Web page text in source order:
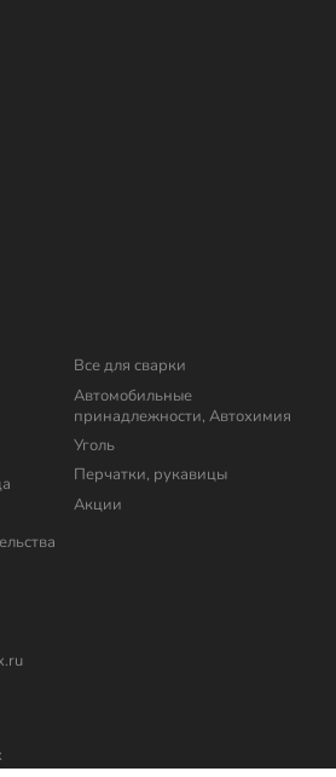
Все для сварки
Автомобильные
принадлежности, Автохимия
Уголь
Перчатки, рукавицы
Акции